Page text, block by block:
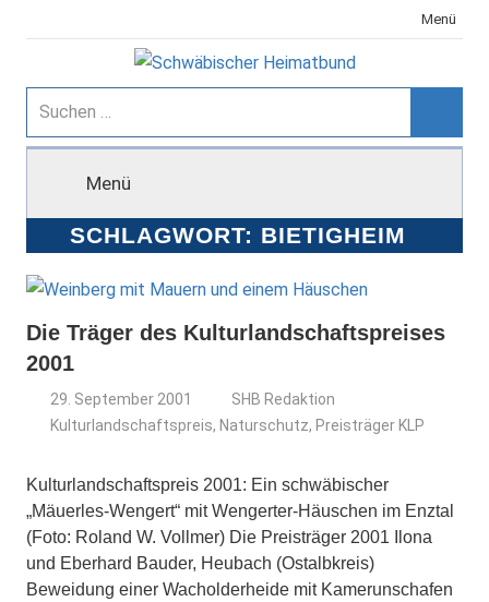
Inhalt
Menü
Schwäbischer
Heimatbund
Suchen
nach:
Menü
SCHLAGWORT: BIETIGHEIM
Die Träger des Kulturlandschaftspreises
2001
29. September 2001
SHB Redaktion
Kulturlandschaftspreis, Naturschutz, Preisträger KLP
Kulturlandschaftspreis 2001: Ein schwäbischer
„Mäuerles-Wengert“ mit Wengerter-Häuschen im Enztal
(Foto: Roland W. Vollmer) Die Preisträger 2001 Ilona
und Eberhard Bauder, Heubach (Ostalbkreis)
Beweidung einer Wacholderheide mit Kamerunschafen